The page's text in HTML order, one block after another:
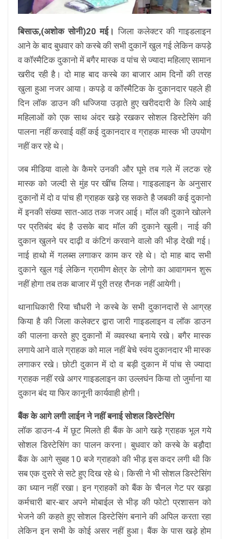
बिसाऊ,(अशोक सोनी)20 मई। जिला कलेक्टर की गाइडलाइन
आने के बाद बुधवार को कस्बे की सभी दुकानें खुल गई लेकिन कपड़े
व कॉस्मैटिक दुकानो में बगैर मास्क व पांच से ज्यादा महिलाए सामान
खरीद रही है। दो माह बाद कस्बे का बाजार आम दिनों की तरह
खुला हुआ नजर आया। कपड़े व कॉस्मैटिक के दुकानदार पहले ही
दिन लॉक डाउन की धज्जिया उड़ाते हुए खरीददारी के लिये आई
महिलाओं को एक साथ अंदर खड़े रखकर सोशल डिस्टेसिंग की
पालना नहीं करवाई वहीं कई दुकानदार व ग्राहक मास्क भी उपयोग
नहीं कर रहे थे।
जब मीडिया वालो के कैमरे उनकी और घूमे तब गले में लटक रहे
मास्क को जल्दी से मुंह पर खींच लिया। गाइडलाइन के अनुसार
दुकानों में दो व पांच ही ग्राहक खड़े रह सकते है जबकी कई दुकानो
में इनकी संख्या सात-आठ तक नजर आई। मॉल की दुकाने खोलने
पर प्रतिबंद बंद है उसके बाद मॉल की दुकाने खुली। नाई की
दुकान खुलने पर दाढ़ी व कंटिगं करवाने वालो की भीड़ देखी गई।
नाई हाथो में गलब्स लगाकर काम कर रहे थे। दो माह बाद सभी
दुकाने खुल गई लेकिन ग्रामीण क्षेत्र के लोगो का आवागमन शुरू
नहीं होगा तब तक बाजार में पूरी तरह रौनक नहीं आयेगी।
थानाधिकारी रिया चौधरी ने कस्बे के सभी दुकानदारों से आग्रह
किया है की जिला कलेक्टर द्वारा जारी गाइडलाइन व लॉक डाउन
की पालना करते हुए दुकानों में व्यवस्था बनाये रखे। बगैर मास्क
लगाये आने वाले ग्राहक को माल नहीं बेचे स्वंय दुकानदार भी मास्क
लगाकर रखे। छोटी दुकान में दो व बड़ी दुकान में पांच से ज्यादा
ग्राहक नहीं रखे अगर गाइडलाइन का उल्लघंन किया तो जुर्माना या
दुकान बंद या फिर कानूनी कार्यवाही होगी।
बैंक के आगे लगी लाईन ने नहीं बनाई सोशल डिस्टेसिंग
लॉक डाउन-4 में छूट मिलते ही बैंक के आगे खड़े ग्राहक भूल गये
सोशल डिस्टेसिंग का पालन करना। बुधवार को कस्बे के बड़ौदा
बैंक के आगे सुबह 10 बजे ग्राहको की भीड़ इस कदर लगी थी कि
सब एक दुसरे से सटे हुए दिख रहे थे। किसी ने भी सोशल डिस्टेसिंग
का ध्यान नहीं रखा। इन ग्राहकों को बैंक के चैनल गेट पर खड़ा
कर्मचारी बार-बार अपने मोबाईल से भीड़ की फोटो प्रशासन को
भेजने की कहते हुए सोशल डिस्टेसिंग बनाने की अपिल करता रहा
लेकिन इन सभी के कोई असर नहीं हुआ। बैंक के पास खड़े होम